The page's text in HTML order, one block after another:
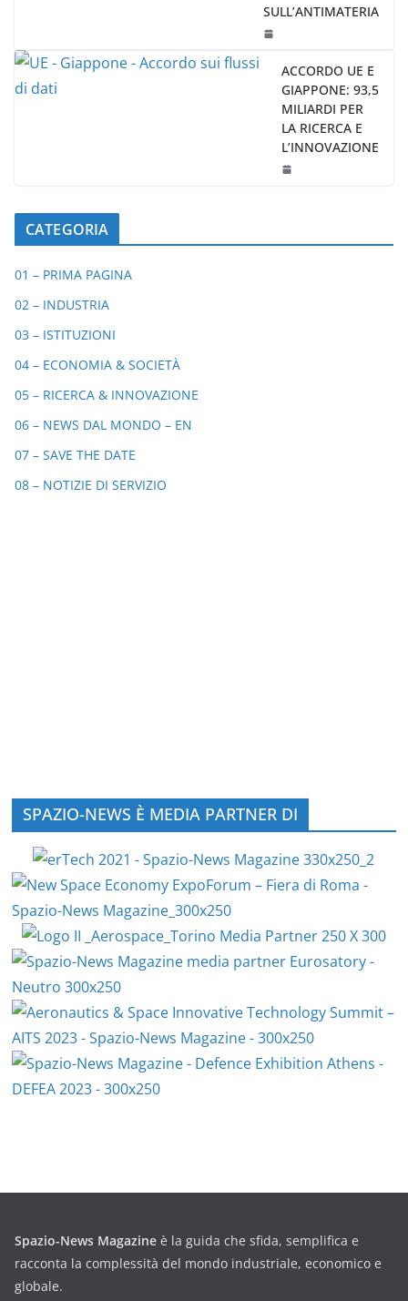
SULL’ANTIMATERIA
ACCORDO UE E
GIAPPONE: 93,5
MILIARDI PER
LA RICERCA E
L’INNOVAZIONE
CATEGORIA
01 – PRIMA PAGINA
02 – INDUSTRIA
03 – ISTITUZIONI
04 – ECONOMIA & SOCIETÀ
05 – RICERCA & INNOVAZIONE
06 – NEWS DAL MONDO – EN
07 – SAVE THE DATE
08 – NOTIZIE DI SERVIZIO
SPAZIO-NEWS È MEDIA PARTNER DI
Spazio-News Magazine è la guida che sfida, semplifica e
racconta la complessità del mondo industriale, economico e
globale.